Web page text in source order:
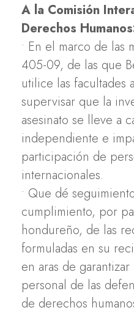
A la Comisión
Derechos
• En el marco de las
405-09, de las que
utilice las facultades
supervisar que la
asesinato se lleve a
independiente e
participación de
internacionales.
• Que dé
cumplimiento, por
hondureño, de las
formuladas en su
en aras de
personal de las
de derechos